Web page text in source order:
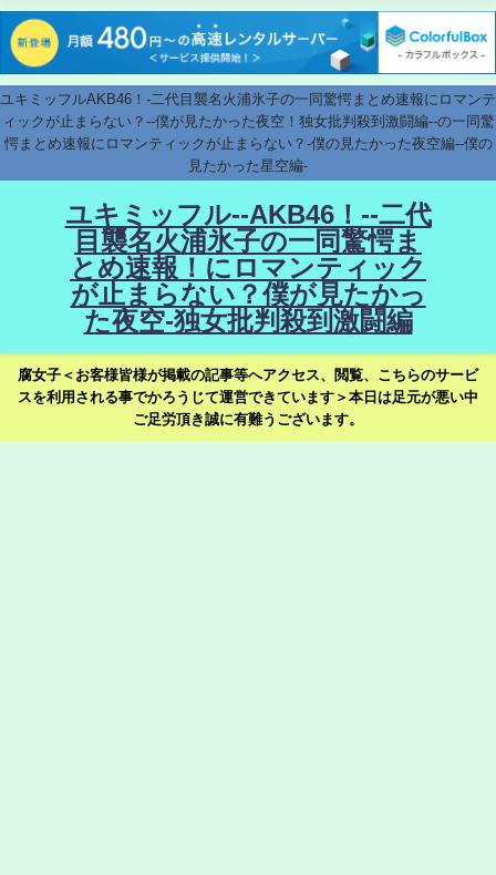
ユキミッフルAKB46！-二代目襲名火浦氷子の一同驚愕まとめ速報にロマンテ
ィックが止まらない？--僕が見たかった夜空！独女批判殺到激闘編--の一同驚
愕まとめ速報にロマンティックが止まらない？-僕の見たかった夜空編--僕の
見たかった星空編-
ユキミッフル--AKB46！--二代
目襲名火浦氷子の一同驚愕ま
とめ速報！にロマンティック
が止まらない？僕が見たかっ
た夜空-独女批判殺到激闘編
腐女子＜お客様皆様が掲載の記事等へアクセス、閲覧、こちらのサービ
スを利用される事でかろうじて運営できています＞本日は足元が悪い中
ご足労頂き誠に有難うございます。